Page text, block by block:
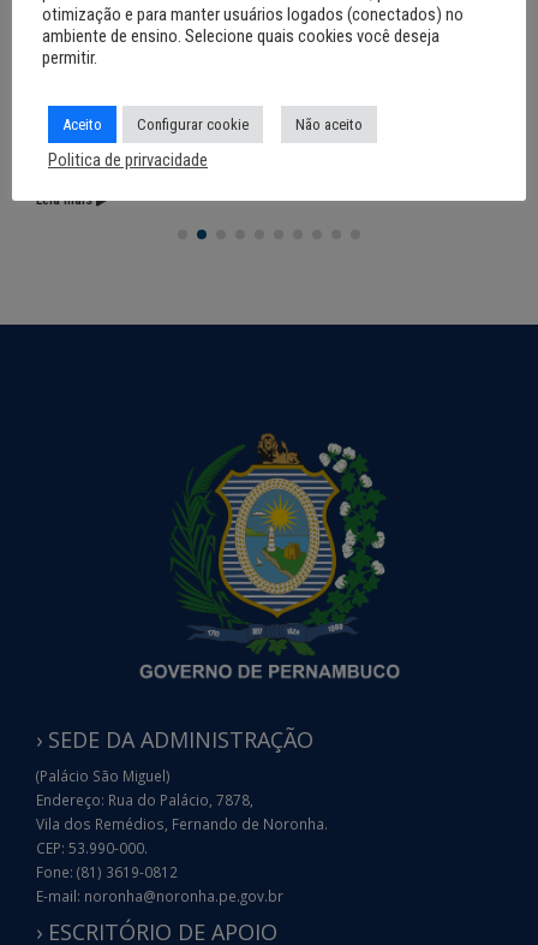
Noronha terá Arena da Copa para
transmissão dos jogos do Brasil
Leia mais
› SEDE DA ADMINISTRAÇÃO
(Palácio São Miguel)
Endereço: Rua do Palácio, 7878,
Vila dos Remédios, Fernando de Noronha.
CEP: 53.990-000.
Fone: (81) 3619-0812
E-mail: noronha@noronha.pe.gov.br
› ESCRITÓRIO DE APOIO
otimização e para manter usuários logados (conectados) no
ambiente de ensino. Selecione quais cookies você deseja
permitir.
Aceito Configurar cookie Não aceito
Politica de prirvacidade